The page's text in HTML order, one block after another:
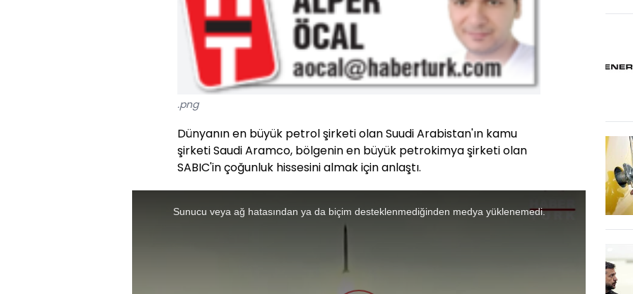
.png
Dünyanın en büyük petrol şirketi olan Suudi Arabistan'ın kamu
şirketi Saudi Aramco, bölgenin en büyük petrokimya şirketi olan
SABIC'in çoğunluk hissesini almak için anlaştı.
Sunucu veya ağ hatasından ya da biçim desteklenmediğinden medya yüklenemedi.